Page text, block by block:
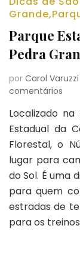
Grande,
Parque
Pedra
por Carol Varuzzi
comentários
da
Localizado
Estadual da
Florestal, o
lugar para
do Sol. É uma
para quem
estradas de
para os